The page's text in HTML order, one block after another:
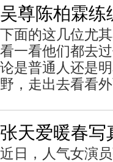
吴尊陈柏霖练
下面的这几位尤
看一看他们都去
论是普通人还是
野，走出去看看外
张天爱暖春写
近日，人气女演